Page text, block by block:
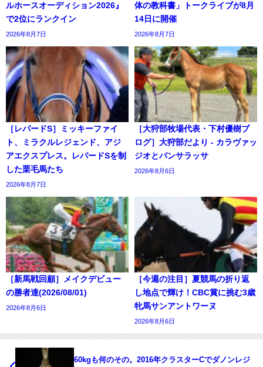
ルホースオーディション2026』
で2位にランクイン
2026年8月7日
体の教科書」トークライブが8月
14日に開催
2026年8月7日
［レパードS］ミッキーファイ
ト、ミラクルレジェンド、アジ
アエクスプレス。レパードSを制
した栗毛馬たち
2026年8月7日
［大狩部牧場代表・下村優樹ブ
ログ］大狩部だより - カラヴァッ
ジオとパンサラッサ
2026年8月6日
［新馬戦回顧］メイクデビュー
の勝者達(2026/08/01)
2026年8月6日
［今週の注目］夏競馬の折り返
し地点で輝け！CBC賞に挑む3歳
牝馬サンアントワーヌ
2026年8月6日
60kgも何のその。2016年クラスターCでダノンレジ